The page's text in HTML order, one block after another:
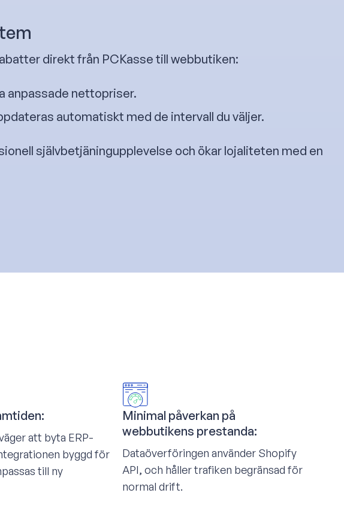
direkt från PCKasse till webbutiken:
anpassade nettopriser.
automatiskt med de intervall du väljer.
självbetjäningupplevelse och ökar lojaliteten med en
att byta ERP-
byggd för
till ny
Minimal påverkan på
webbutikens prestanda:
Dataöverföringen använder Shopify
API, och håller trafiken begränsad för
normal drift.